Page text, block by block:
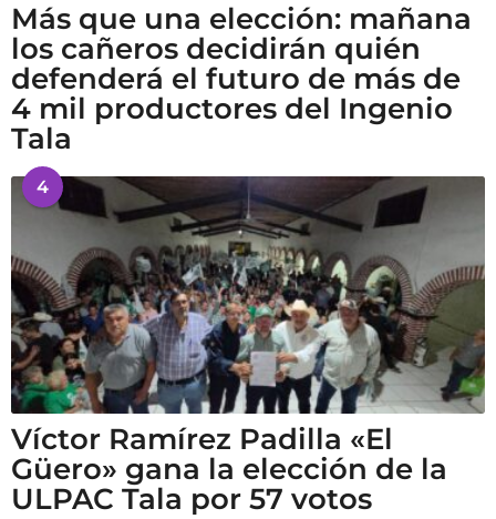
Más que una elección: mañana
los cañeros decidirán quién
defenderá el futuro de más de
4 mil productores del Ingenio
Tala
4
Víctor Ramírez Padilla «El
Güero» gana la elección de la
ULPAC Tala por 57 votos